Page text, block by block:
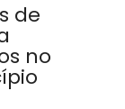
de
no